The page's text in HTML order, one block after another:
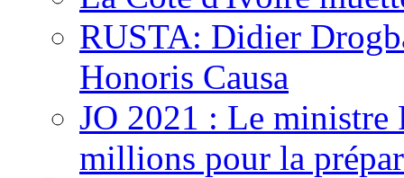
RUSTA: Didier
Honoris Causa
JO 2021 : Le ministre
millions pour la